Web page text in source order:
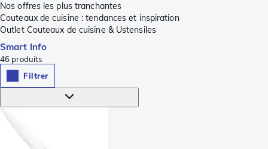
Nos offres les plus tranchantes
Couteaux de cuisine : tendances et inspiration
Outlet Couteaux de cuisine & Ustensiles
Smart Info
46 produits
Filtrer